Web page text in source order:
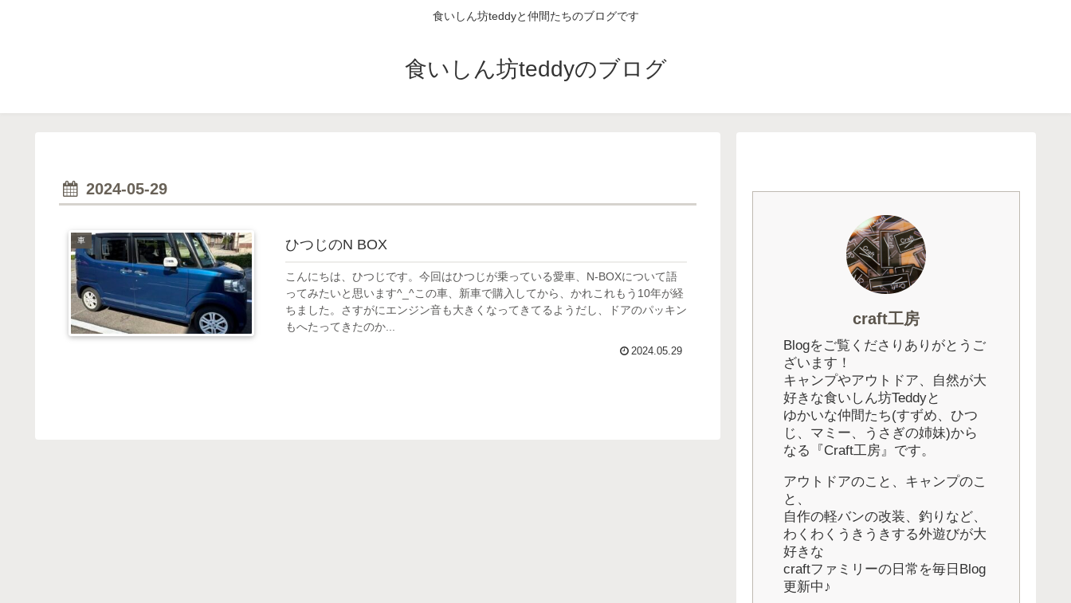
食いしん坊teddyと仲間たちのブログです
食いしん坊teddyのブログ
2024-05-29
車 ひつじのN BOX
こんにちは、ひつじです。今回はひつじが乗っている愛車、N-BOXについて語
ってみたいと思います^_^この車、新車で購入してから、かれこれもう10年が経
ちました。さすがにエンジン音も大きくなってきてるようだし、ドアのパッキン
もへたってきたのか...
2024.05.29
craft工房
Blogをご覧くださりありがとうご
ざいます！
キャンプやアウトドア、自然が大
好きな食いしん坊Teddyと
ゆかいな仲間たち(すずめ、ひつ
じ、マミー、うさぎの姉妹)から
なる『Craft工房』です。
アウトドアのこと、キャンプのこ
と、
自作の軽バンの改装、釣りなど、
わくわくうきうきする外遊びが大
好きな
craftファミリーの日常を毎日Blog
更新中♪